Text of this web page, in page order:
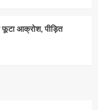
फूटा आक्रोश, पीड़ित